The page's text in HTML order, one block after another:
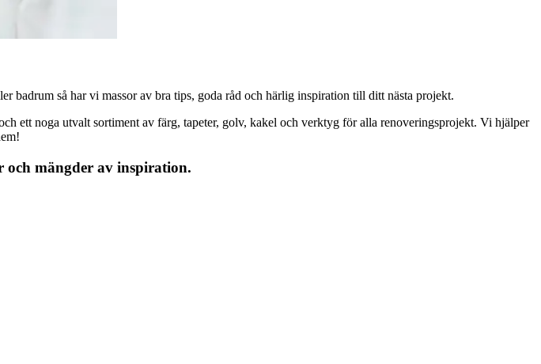
badrum så har vi massor av bra tips, goda råd och härlig inspiration till ditt nästa projekt.
ett noga utvalt sortiment av färg, tapeter, golv, kakel och verktyg för alla renoveringsprojekt. Vi hjälper
och mängder av inspiration.